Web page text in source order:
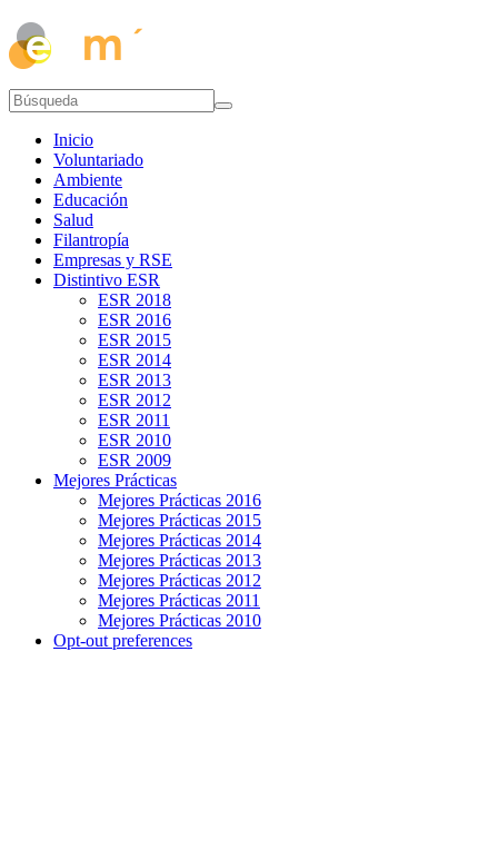
Inicio
Voluntariado
Ambiente
Educación
Salud
Filantropía
Empresas y RSE
Distintivo ESR
ESR 2018
ESR 2016
ESR 2015
ESR 2014
ESR 2013
ESR 2012
ESR 2011
ESR 2010
ESR 2009
Mejores Prácticas
Mejores Prácticas 2016
Mejores Prácticas 2015
Mejores Prácticas 2014
Mejores Prácticas 2013
Mejores Prácticas 2012
Mejores Prácticas 2011
Mejores Prácticas 2010
Opt-out preferences